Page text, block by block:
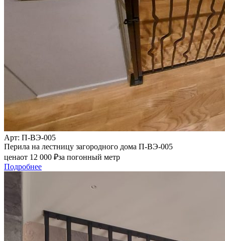
Арт: П-ВЭ-005
Перила на лестницу загородного дома П-ВЭ-005
ценаот 12 000 ₽за погонный метр
Подробнее